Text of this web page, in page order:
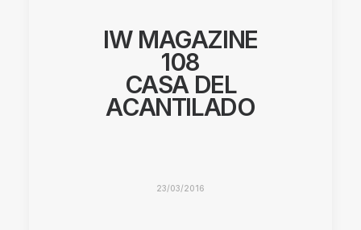
IW MAGAZINE
108
CASA DEL
ACANTILADO
23/03/2016